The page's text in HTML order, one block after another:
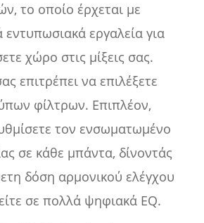
το οποίο έρχεται με
εργαλεία για
χώρο στις μίξεις σας.
επιτρέπει να επιλέξετε
φίλτρων. Επιπλέον,
τον ενσωματωμένο
σε κάθε μπάντα, δίνοντάς
δόση αρμονικού ελέγχου
σε πολλά ψηφιακά EQ.